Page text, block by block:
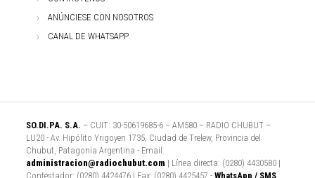
ANÚNCIESE CON NOSOTROS
CANAL DE WHATSAPP
SO.DI.PA. S.A. – CUIT: 30-50619685-6 – AM580 – RADIO CHUBUT –
LU20 - Av. Hipólito Yrigoyen 1735, Ciudad de Trelew, Provincia del
Chubut, Patagonia Argentina - Email:
administracion@radiochubut.com | Línea directa: (0280) 4430580 |
Contestador: (0280) 4424476 | Fax: (0280) 4425457 - WhatsApp / SMS